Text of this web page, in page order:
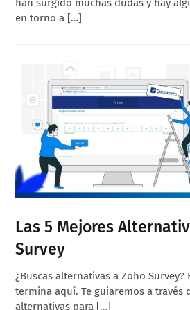
han surgido muchas dudas y hay
en torno a […]
Las 5 Mejores
Survey
¿Buscas alternativas a Zoho
termina aquí. Te guiaremos a través
alternativas para […]